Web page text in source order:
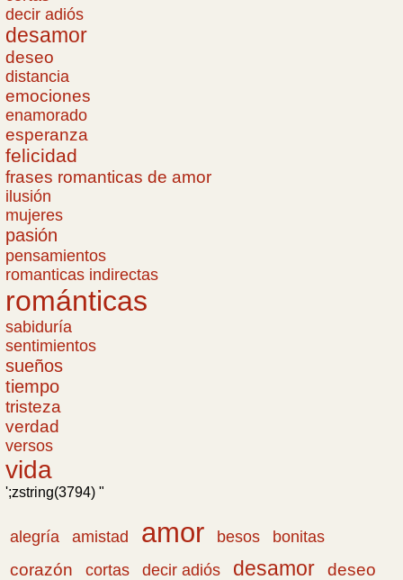
decir adiós
desamor
deseo
distancia
emociones
enamorado
esperanza
felicidad
frases romanticas de amor
ilusión
mujeres
pasión
pensamientos
romanticas indirectas
románticas
sabiduría
sentimientos
sueños
tiempo
tristeza
verdad
versos
vida
';zstring(3794) "
alegría amistad amor besos
bonitas
corazón
cortas decir adiós desamor deseo